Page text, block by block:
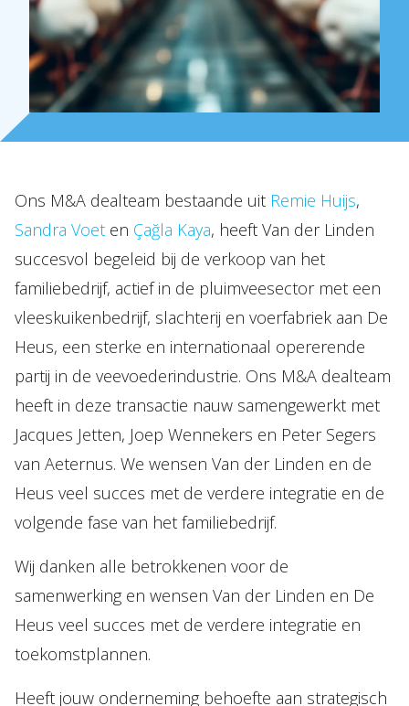
Topics
Internationaal
Nieuws
NL EN DE FR
Ons M&A dealteam bestaande uit Remie Huijs,
Sandra Voet en Çağla Kaya, heeft Van der Linden
succesvol begeleid bij de verkoop van het
familiebedrijf, actief in de pluimveesector met een
vleeskuikenbedrijf, slachterij en voerfabriek aan De
Heus, een sterke en internationaal opererende
partij in de veevoederindustrie. Ons M&A dealteam
heeft in deze transactie nauw samengewerkt met
Jacques Jetten, Joep Wennekers en Peter Segers
van Aeternus. We wensen Van der Linden en de
Heus veel succes met de verdere integratie en de
volgende fase van het familiebedrijf.
Wij danken alle betrokkenen voor de
samenwerking en wensen Van der Linden en De
Heus veel succes met de verdere integratie en
toekomstplannen.
Heeft jouw onderneming behoefte aan strategisch